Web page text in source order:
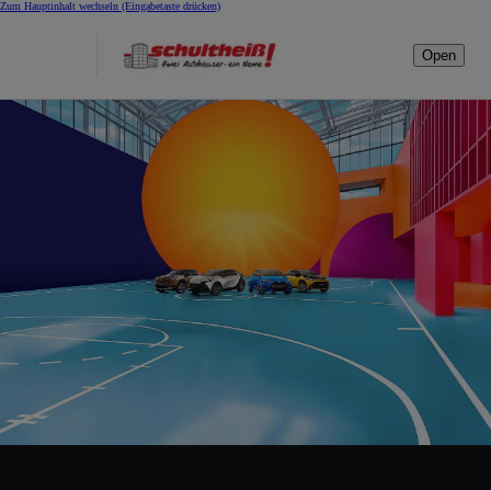
Zum Hauptinhalt wechseln (Eingabetaste drücken)
Open